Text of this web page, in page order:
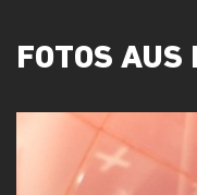
FOTOS AUS